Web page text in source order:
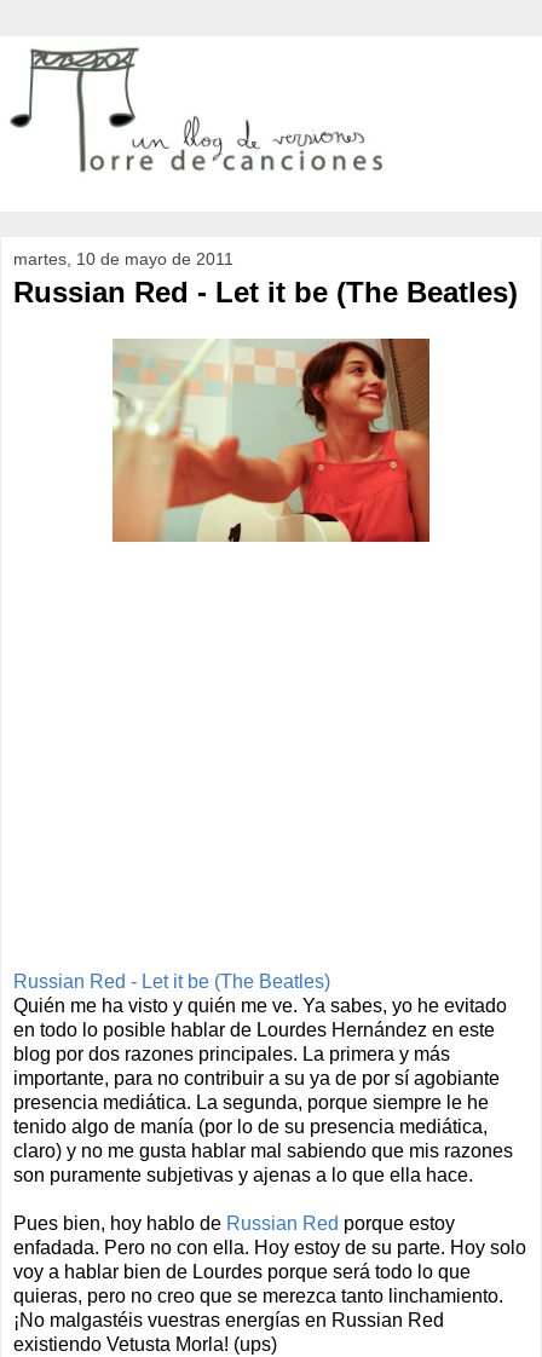
martes, 10 de mayo de 2011
Russian Red - Let it be (The Beatles)
Russian Red - Let it be (The Beatles)
Quién me ha visto y quién me ve. Ya sabes, yo he evitado
en todo lo posible hablar de Lourdes Hernández en este
blog por dos razones principales. La primera y más
importante, para no contribuir a su ya de por sí agobiante
presencia mediática. La segunda, porque siempre le he
tenido algo de manía (por lo de su presencia mediática,
claro) y no me gusta hablar mal sabiendo que mis razones
son puramente subjetivas y ajenas a lo que ella hace.
Pues bien, hoy hablo de Russian Red porque estoy
enfadada. Pero no con ella. Hoy estoy de su parte. Hoy solo
voy a hablar bien de Lourdes porque será todo lo que
quieras, pero no creo que se merezca tanto linchamiento.
¡No malgastéis vuestras energías en Russian Red
existiendo Vetusta Morla! (ups)